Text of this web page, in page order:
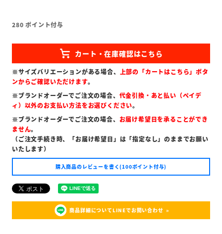
280 ポイント付与
※サイズバリエーションがある場合、 上部の「カートはこちら」ボタ
ンからご確認いただけます。
※ブランドオーダーでご注文の場合、 代金引換・あと払い（ペイデ
ィ）以外のお支払い方法をお選びください。
※ブランドオーダーでご注文の場合、 お届け希望日を承ることができ
ません。
（ご注文手続き時、「お届け希望日」は「指定なし」のままでお願い
いたします）
購入商品のレビューを書く(100ポイント付与)
商品詳細についてLINEでお問い合わせ